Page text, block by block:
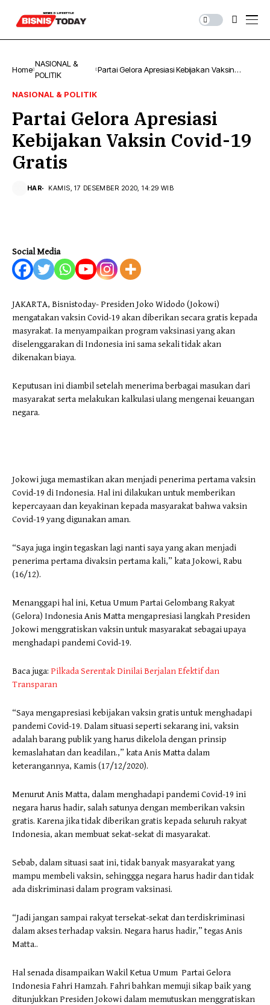
Home
NASIONAL &
POLITIK
Partai Gelora Apresiasi Kebijakan Vaksin
NASIONAL & POLITIK
Partai Gelora Apresiasi
Kebijakan Vaksin Covid-19
Gratis
HAR KAMIS, 17 DESEMBER 2020, 14:29 WIB
Social Media
JAKARTA, Bisnistoday- Presiden Joko Widodo (Jokowi)
mengatakan vaksin Covid-19 akan diberikan secara gratis kepada
masyrakat. Ia menyampaikan program vaksinasi yang akan
diselenggarakan di Indonesia ini sama sekali tidak akan
dikenakan biaya.
Keputusan ini diambil setelah menerima berbagai masukan dari
masyarakat serta melakukan kalkulasi ulang mengenai keuangan
negara.
Jokowi juga memastikan akan menjadi penerima pertama vaksin
Covid-19 di Indonesia. Hal ini dilakukan untuk memberikan
kepercayaan dan keyakinan kepada masyarakat bahwa vaksin
Covid-19 yang digunakan aman.
“Saya juga ingin tegaskan lagi nanti saya yang akan menjadi
penerima pertama divaksin pertama kali,” kata Jokowi, Rabu
(16/12).
Menanggapi hal ini, Ketua Umum Partai Gelombang Rakyat
(Gelora) Indonesia Anis Matta mengapresiasi langkah Presiden
Jokowi menggratiskan vaksin untuk masyarakat sebagai upaya
menghadapi pandemi Covid-19.
Baca juga: Pilkada Serentak Dinilai Berjalan Efektif dan
Transparan
“Saya mengapresiasi kebijakan vaksin gratis untuk menghadapi
pandemi Covid-19. Dalam situasi seperti sekarang ini, vaksin
adalah barang publik yang harus dikelola dengan prinsip
kemaslahatan dan keadilan.,” kata Anis Matta dalam
keterangannya, Kamis (17/12/2020).
Menurut Anis Matta, dalam menghadapi pandemi Covid-19 ini
negara harus hadir, salah satunya dengan memberikan vaksin
gratis. Karena jika tidak diberikan gratis kepada seluruh rakyat
Indonesia, akan membuat sekat-sekat di masyarakat.
Sebab, dalam situasi saat ini, tidak banyak masyarakat yang
mampu membeli vaksin, sehinggga negara harus hadir dan tidak
ada diskriminasi dalam program vaksinasi.
“Jadi jangan sampai rakyat tersekat-sekat dan terdiskriminasi
dalam akses terhadap vaksin. Negara harus hadir,” tegas Anis
Matta..
Hal senada disampaikan Wakil Ketua Umum Partai Gelora
Indonesia Fahri Hamzah. Fahri bahkan memuji sikap baik yang
ditunjukkan Presiden Jokowi dalam memutuskan menggratiskan